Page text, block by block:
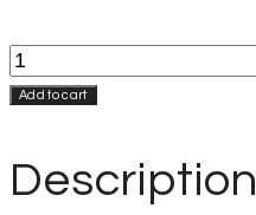
20
Anwendungen
Add to cart
Description